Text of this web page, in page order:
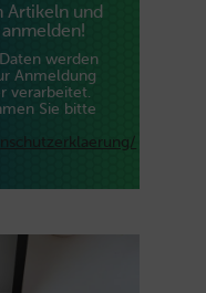
Artikeln und
werden
Anmeldung
verarbeitet.
Sie bitte